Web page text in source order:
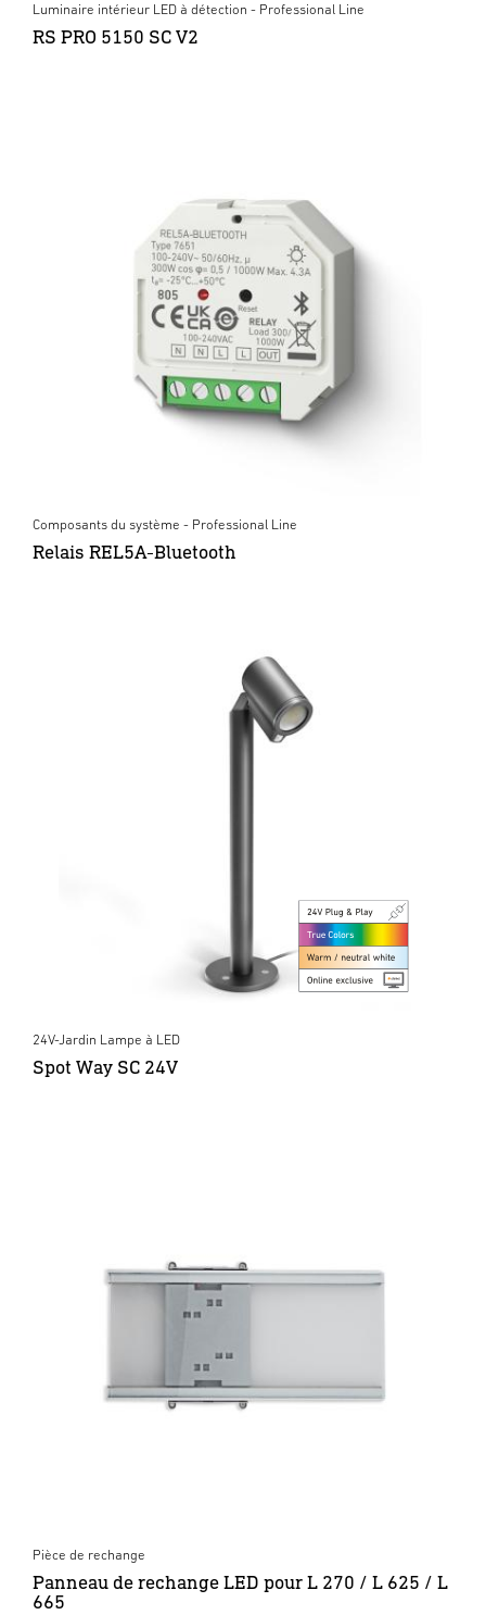
Luminaire intérieur LED à détection - Professional Line
RS PRO 5150 SC V2
Composants du système - Professional Line
Relais REL5A-Bluetooth
24V-Jardin Lampe à LED
Spot Way SC 24V
Pièce de rechange
Panneau de rechange LED pour L 270 / L 625 / L
665